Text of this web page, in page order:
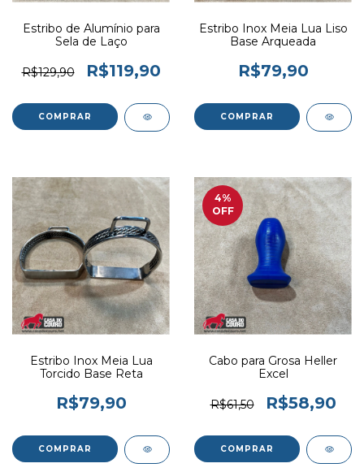
Estribo de Alumínio para
Sela de Laço
R$129,90 R$119,90
Estribo Inox Meia Lua Liso
Base Arqueada
R$79,90
Estribo Inox Meia Lua
Torcido Base Reta
R$79,90
4%
OFF
Cabo para Grosa Heller
Excel
R$61,50 R$58,90